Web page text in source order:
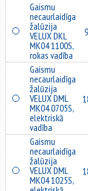
Gaismu
necaurlaidīga
žalūzija
VELUX DKL
MK04 1100S,
rokas vadība
Gaismu
necaurlaidīga
žalūzija
VELUX DML
MK04 0705S,
elektriskā
vadība
Gaismu
necaurlaidīga
žalūzija
VELUX DML
MK04 1025S,